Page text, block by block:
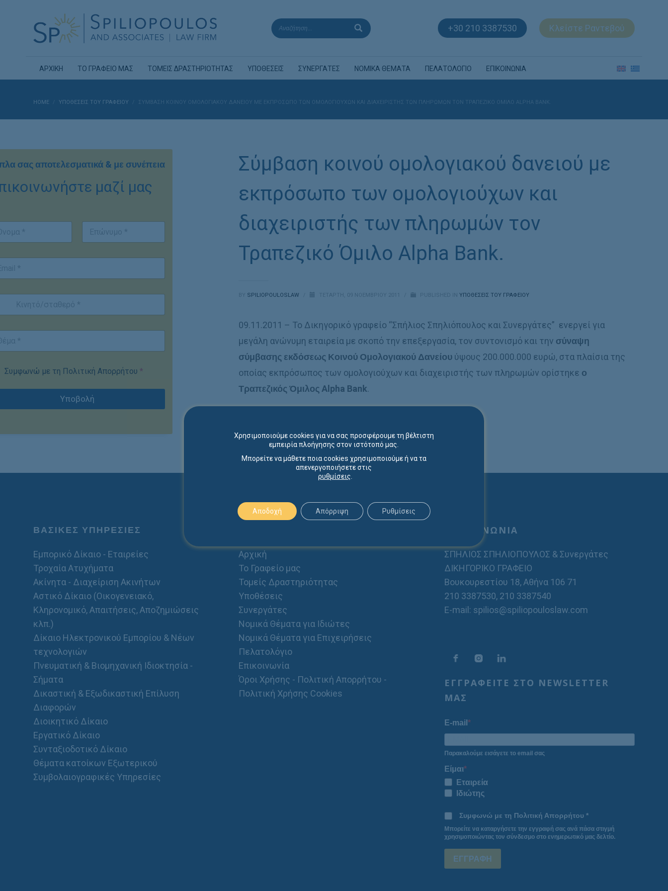
+30 210 3387530 Κλείστε Ραντεβού
ΑΡΧΙΚΗ ΤΟ ΓΡΑΦΕΙΟ ΜΑΣ ΤΟΜΕΙΣ ΔΡΑΣΤΗΡΙΟΤΗΤΑΣ ΥΠΟΘΕΣΕΙΣ ΣΥΝΕΡΓΑΤΕΣ ΝΟΜΙΚΑ ΘΕΜΑΤΑ ΠΕΛΑΤΟΛΟΓΙΟ ΕΠΙΚΟΙΝΩΝΙΑ
HOME ΥΠΟΘΈΣΕΙΣ ΤΟΥ ΓΡΑΦΕΊΟΥ ΣΎΜΒΑΣΗ ΚΟΙΝΟΎ ΟΜΟΛΟΓΙΑΚΟΎ ΔΑΝΕΙΟΎ ΜΕ ΕΚΠΡΌΣΩΠΟ ΤΩΝ ΟΜΟΛΟΓΙΟΎΧΩΝ ΚΑΙ ΔΙΑΧΕΙΡΙΣΤΉΣ ΤΩΝ ΠΛΗΡΩΜΏΝ ΤΟΝ ΤΡΑΠΕΖΙΚΌ ΌΜΙΛΟ ALPHA BANK.
Σύμβαση κοινού ομολογιακού δανειού με
εκπρόσωπο των ομολογιούχων και
διαχειριστής των πληρωμών τον
Τραπεζικό Όμιλο Alpha Bank.
BY SPILIOPOULOSLAW ΤΕΤΆΡΤΗ, 09 ΝΟΕΜΒΡΊΟΥ 2011 PUBLISHED INΥΠΟΘΈΣΕΙΣ ΤΟΥ ΓΡΑΦΕΊΟΥ
09.11.2011 – Το Δικηγορικό γραφείο “Σπήλιος Σπηλιόπουλος και Συνεργάτες” ενεργεί για
μεγάλη ανώνυμη εταιρεία με σκοπό την επεξεργασία, τον συντονισμό και την σύναψη
σύμβασης εκδόσεως Κοινού Ομολογιακού Δανείου ύψους 200.000.000 ευρώ, στα πλαίσια της
οποίας εκπρόσωπος των ομολογιούχων και διαχειριστής των πληρωμών ορίστηκε ο
Τραπεζικός Όμιλος Alpha Bank.
σας αποτελεσματικά & με συνέπεια
μαζί μας
Συμφωνώ με τη Πολιτική Απορρήτου *
Υποβολή
ΒΑΣΙΚΕΣ ΥΠΗΡΕΣΙΕΣ
Εμπορικό Δίκαιο - Εταιρείες
Τροχαία Ατυχήματα
Ακίνητα - Διαχείριση Ακινήτων
Αστικό Δίκαιο (Οικογενειακό,
Κληρονομικό, Απαιτήσεις, Αποζημιώσεις
κλπ.)
Δίκαιο Ηλεκτρονικού Εμπορίου & Νέων
τεχνολογιών
Πνευματική & Βιομηχανική Ιδιοκτησία -
Σήματα
Δικαστική & Εξωδικαστική Επίλυση
Διαφορών
Διοικητικό Δίκαιο
Εργατικό Δίκαιο
Συνταξιοδοτικό Δίκαιο
Θέματα κατοίκων Εξωτερικού
Συμβολαιογραφικές Υπηρεσίες
Αρχική
Το Γραφείο μας
Τομείς Δραστηριότητας
Υποθέσεις
Συνεργάτες
Νομικά Θέματα για Ιδιώτες
Νομικά Θέματα για Επιχειρήσεις
Πελατολόγιο
Επικοινωνία
Όροι Χρήσης - Πολιτική Απορρήτου -
Πολιτική Χρήσης Cookies
ΕΠΙΚΟΙΝΩΝΙΑ
ΣΠΗΛΙΟΣ ΣΠΗΛΙΟΠΟΥΛΟΣ & Συνεργάτες
ΔΙΚΗΓΟΡΙΚΟ ΓΡΑΦΕΙΟ
Βουκουρεστίου 18, Αθήνα 106 71
210 3387530, 210 3387540
E-mail: spilios@spiliopouloslaw.com
ΕΓΓΡΑΦΕΙΤΕ ΣΤΟ NEWSLETTER
ΜΑΣ
E-mail
Παρακαλούμε εισάγετε το email σας
Είμαι
Εταιρεία
Ιδιώτης
Συμφωνώ με τη Πολιτική Απορρήτου *
Μπορείτε να καταργήσετε την εγγραφή σας ανά πάσα στιγμή
χρησιμοποιώντας τον σύνδεσμο στο ενημερωτικό μας δελτίο.
ΕΓΓΡΑΦΗ
Χρησιμοποιούμε cookies για να σας προσφέρουμε τη βέλτιστη
εμπειρία πλοήγησης στον ιστότοπό μας.
Μπορείτε να μάθετε ποια cookies χρησιμοποιούμε ή να τα
απενεργοποιήσετε στις
ρυθμίσεις
Αποδοχή Απόρριψη Ρυθμίσεις